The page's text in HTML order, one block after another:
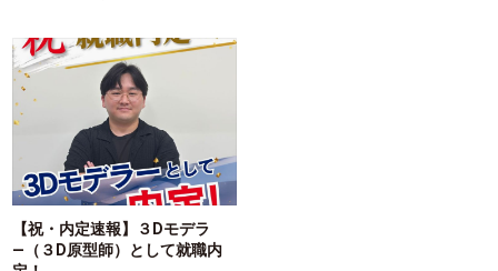
【祝・内定速報】３Dモデラ
―（３D原型師）として就職内